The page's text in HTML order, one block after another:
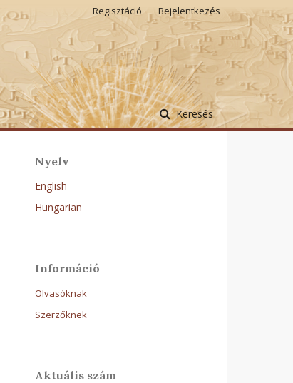
Keresés
Regisztáció Bejelentkezés
Nyelv
English
Hungarian
Információ
Olvasóknak
Szerzőknek
Aktuális szám